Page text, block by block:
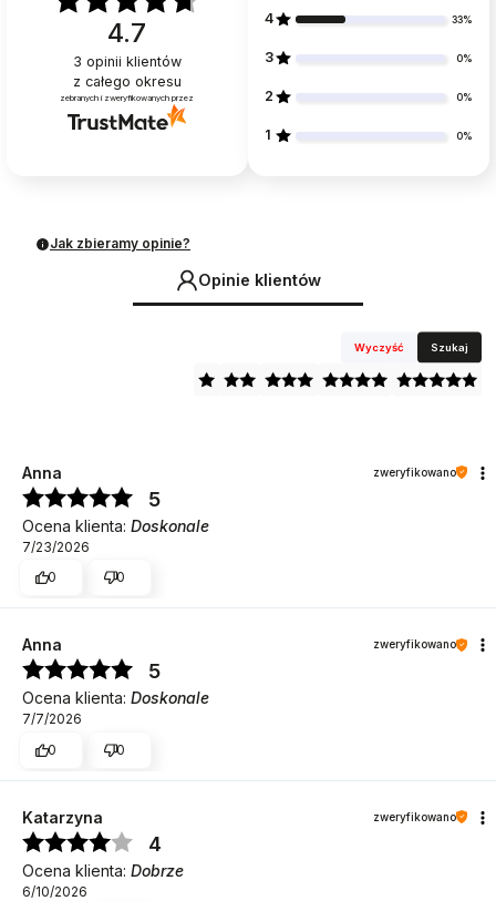
4.7
3 opinii klientów
z całego okresu
zebranych i zweryfikowanych przez
4 33%
3 0%
2 0%
1 0%
Jak zbieramy opinie?
Opinie klientów
Wyczyść Szukaj
Anna zweryfikowano
5
Ocena klienta: Doskonale
7/23/2026
0
0
Anna zweryfikowano
5
Ocena klienta: Doskonale
7/7/2026
0
0
Katarzyna zweryfikowano
4
Ocena klienta: Dobrze
6/10/2026